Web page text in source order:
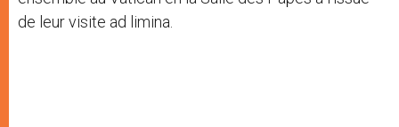
de leur visite ad limina.